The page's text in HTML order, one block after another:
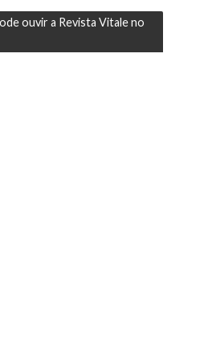
ouvir a Revista Vitale no